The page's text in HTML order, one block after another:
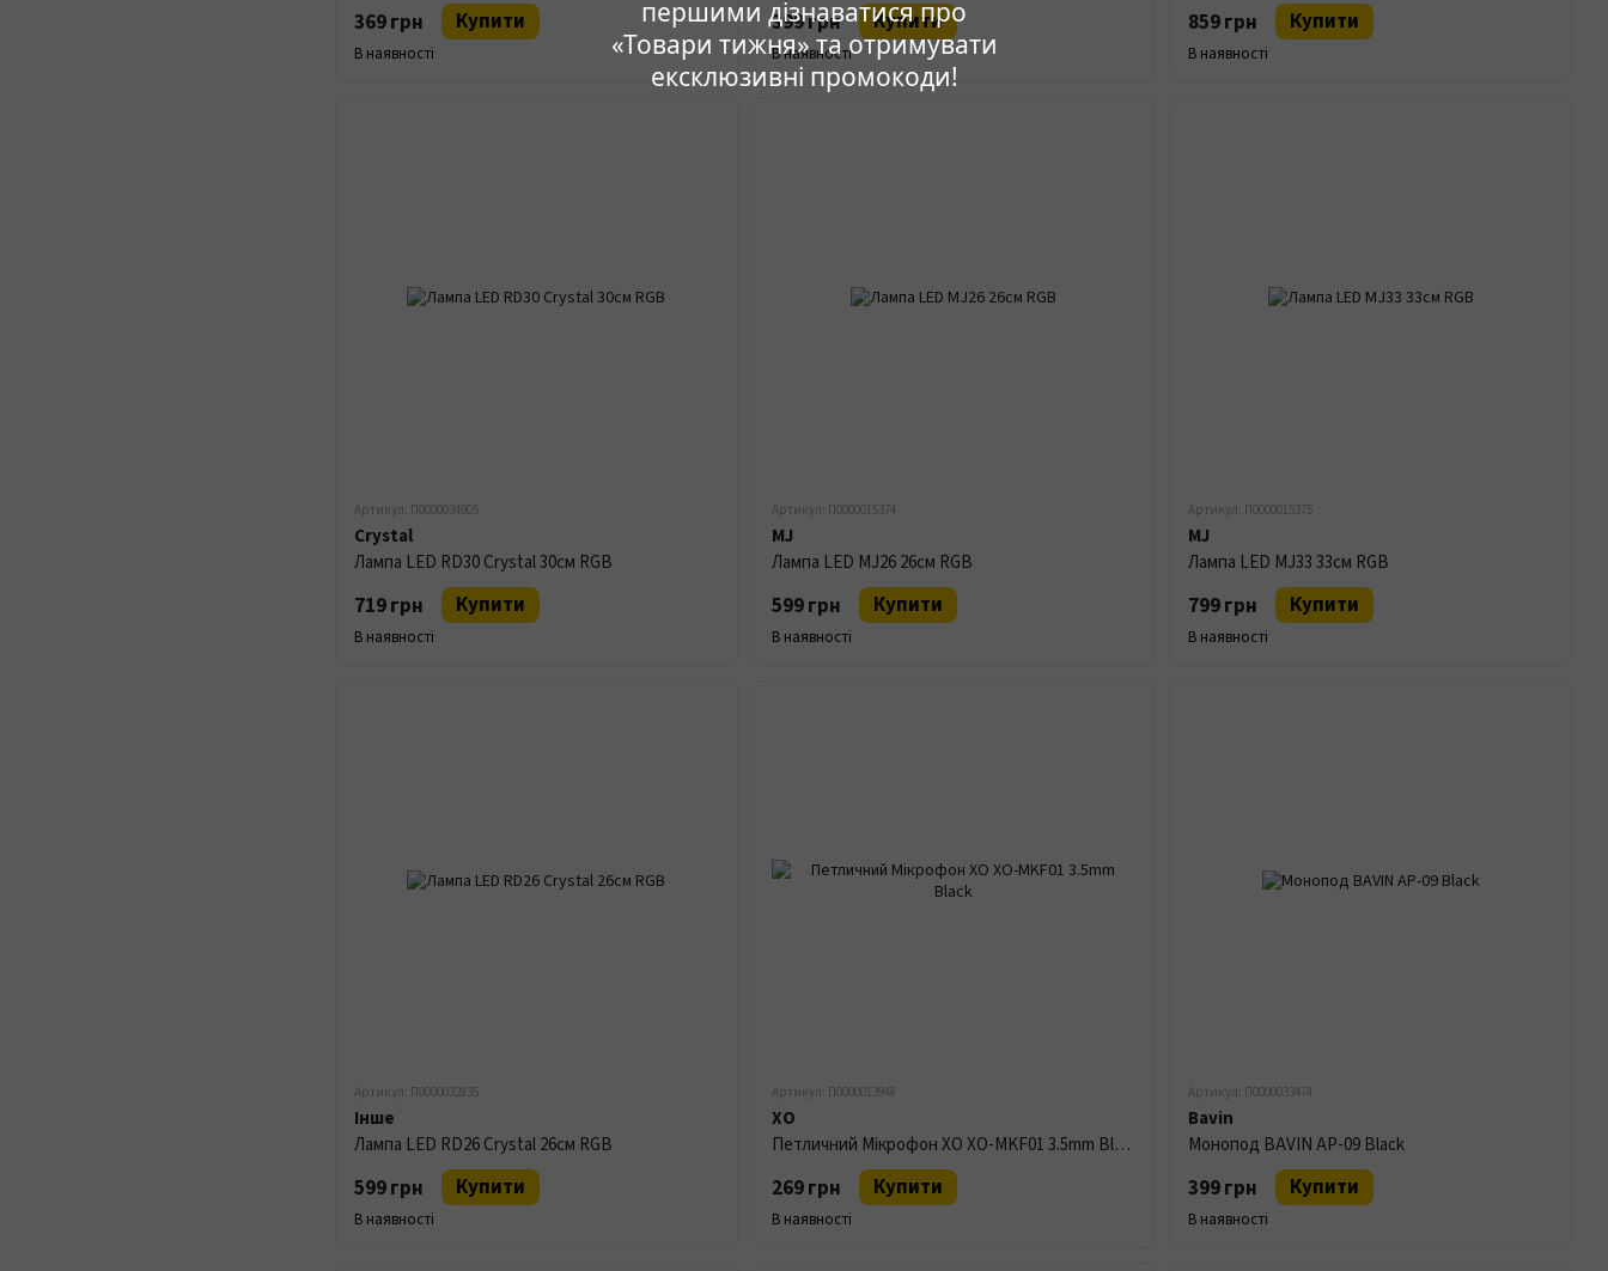
першими дізнаватися про
«Товари тижня» та отримувати
ексклюзивні промокоди!
369 грн Купити
В наявності
399 грн Купити
В наявності
859 грн Купити
В наявності
Артикул: П0000034905
Crystal
Лампа LED RD30 Crystal 30см RGB
719 грн Купити
В наявності
Артикул: П0000015374
MJ
Лампа LED MJ26 26см RGB
599 грн Купити
В наявності
Артикул: П0000015375
MJ
Лампа LED MJ33 33см RGB
799 грн Купити
В наявності
Артикул: П0000032835
Інше
Лампа LED RD26 Crystal 26см RGB
599 грн Купити
В наявності
Артикул: П0000013948
XO
Петличний Мікрофон XO XO-MKF01 3.5mm Black
269 грн Купити
В наявності
Артикул: П0000033474
Bavin
Монопод BAVIN AP-09 Black
399 грн Купити
В наявності